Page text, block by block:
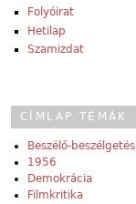
Folyóirat
Hetilap
Szamizdat
CÍMLAP TÉMÁK
Beszélő-beszélgetés
1956
Demokrácia
Filmkritika